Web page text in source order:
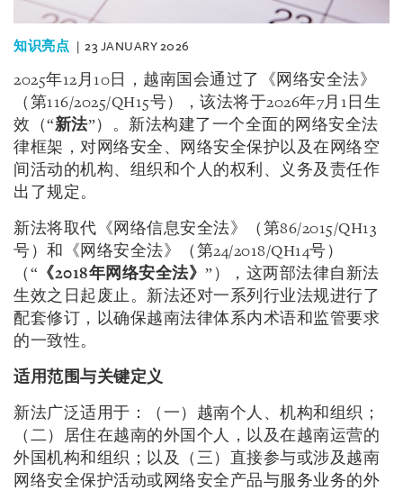
知识亮点 23 JANUARY 2026
2025年12月10日，越南国会通过了《网络安全法》
（第116/2025/QH15号），该法将于2026年7月1日生
效（“新法”）。新法构建了一个全面的网络安全法
律框架，对网络安全、网络安全保护以及在网络空
间活动的机构、组织和个人的权利、义务及责任作
出了规定。
新法将取代《网络信息安全法》（第86/2015/QH13
号）和《网络安全法》（第24/2018/QH14号）
（“ 《2018年网络安全法》 ”），这两部法律自新法
生效之日起废止。新法还对一系列行业法规进行了
配套修订，以确保越南法律体系内术语和监管要求
的一致性。
适用范围与关键定义
新法广泛适用于：（一）越南个人、机构和组织；
（二）居住在越南的外国个人，以及在越南运营的
外国机构和组织；以及（三）直接参与或涉及越南
网络安全保护活动或网络安全产品与服务业务的外